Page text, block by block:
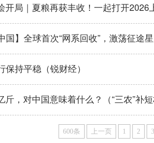
开局｜夏粮再获丰收！一起打开2026
国】全球首次“网系回收”，激荡征途
保持平稳（锐财经）
斤，对中国意味着什么？（“三农”补
600条 上一页 1 2 3